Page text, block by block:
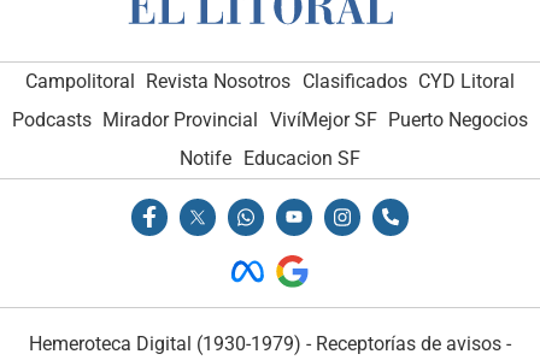
Campolitoral Revista Nosotros Clasificados CYD Litoral
Podcasts Mirador Provincial VivíMejor SF Puerto Negocios
Notife
Educacion SF
Hemeroteca Digital (1930-1979) - Receptorías de avisos -